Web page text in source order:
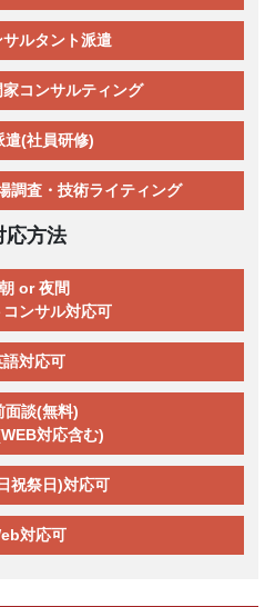
ルタント派遣
コンサルティング
遣(社員研修)
調査・技術ライティング
応方法
or 夜間
コンサル対応可
語対応可
面談(無料)
対応含む)
祝祭日)対応可
対応可